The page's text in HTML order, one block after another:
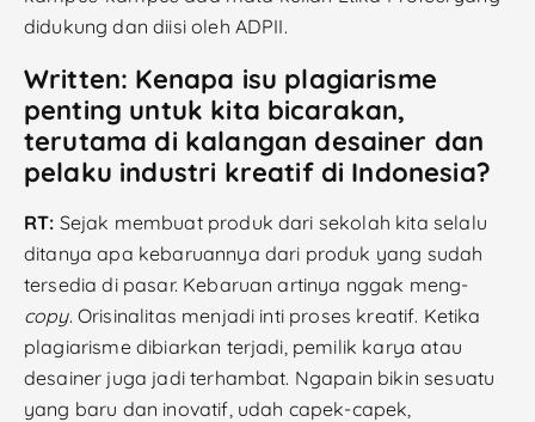
didukung dan diisi oleh ADPII.
Written: Kenapa isu plagiarisme
penting untuk kita bicarakan,
terutama di kalangan desainer dan
pelaku industri kreatif di Indonesia?
RT: Sejak membuat produk dari sekolah kita selalu
ditanya apa kebaruannya dari produk yang sudah
tersedia di pasar. Kebaruan artinya nggak meng-
copy. Orisinalitas menjadi inti proses kreatif. Ketika
plagiarisme dibiarkan terjadi, pemilik karya atau
desainer juga jadi terhambat. Ngapain bikin sesuatu
yang baru dan inovatif, udah capek-capek,